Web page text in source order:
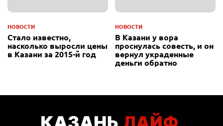
НОВОСТИ
Стало известно,
насколько выросли цены
в Казани за 2015-й год
НОВОСТИ
В Казани у вора
проснулась совесть, и он
вернул украденные
деньги обратно